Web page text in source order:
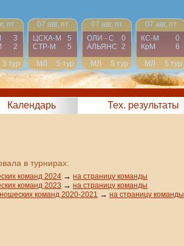
пт
3
2
5 тур
07 авг, пт
ЦСКА-М
5
СТР-М
5
МЛ
5 тур
07 авг, пт
ОЛИ - С
0
АЛЬЯНС 2
МЛ
5 тур
07 авг, пт
КС-М
0
КрМ
6
МЛ
5 тур
Календарь Тех. результаты
в турнирах:
команд 2024 → на страницу команды
команд 2023 → на страницу команды
команд 2020-2021 → на страницу команды